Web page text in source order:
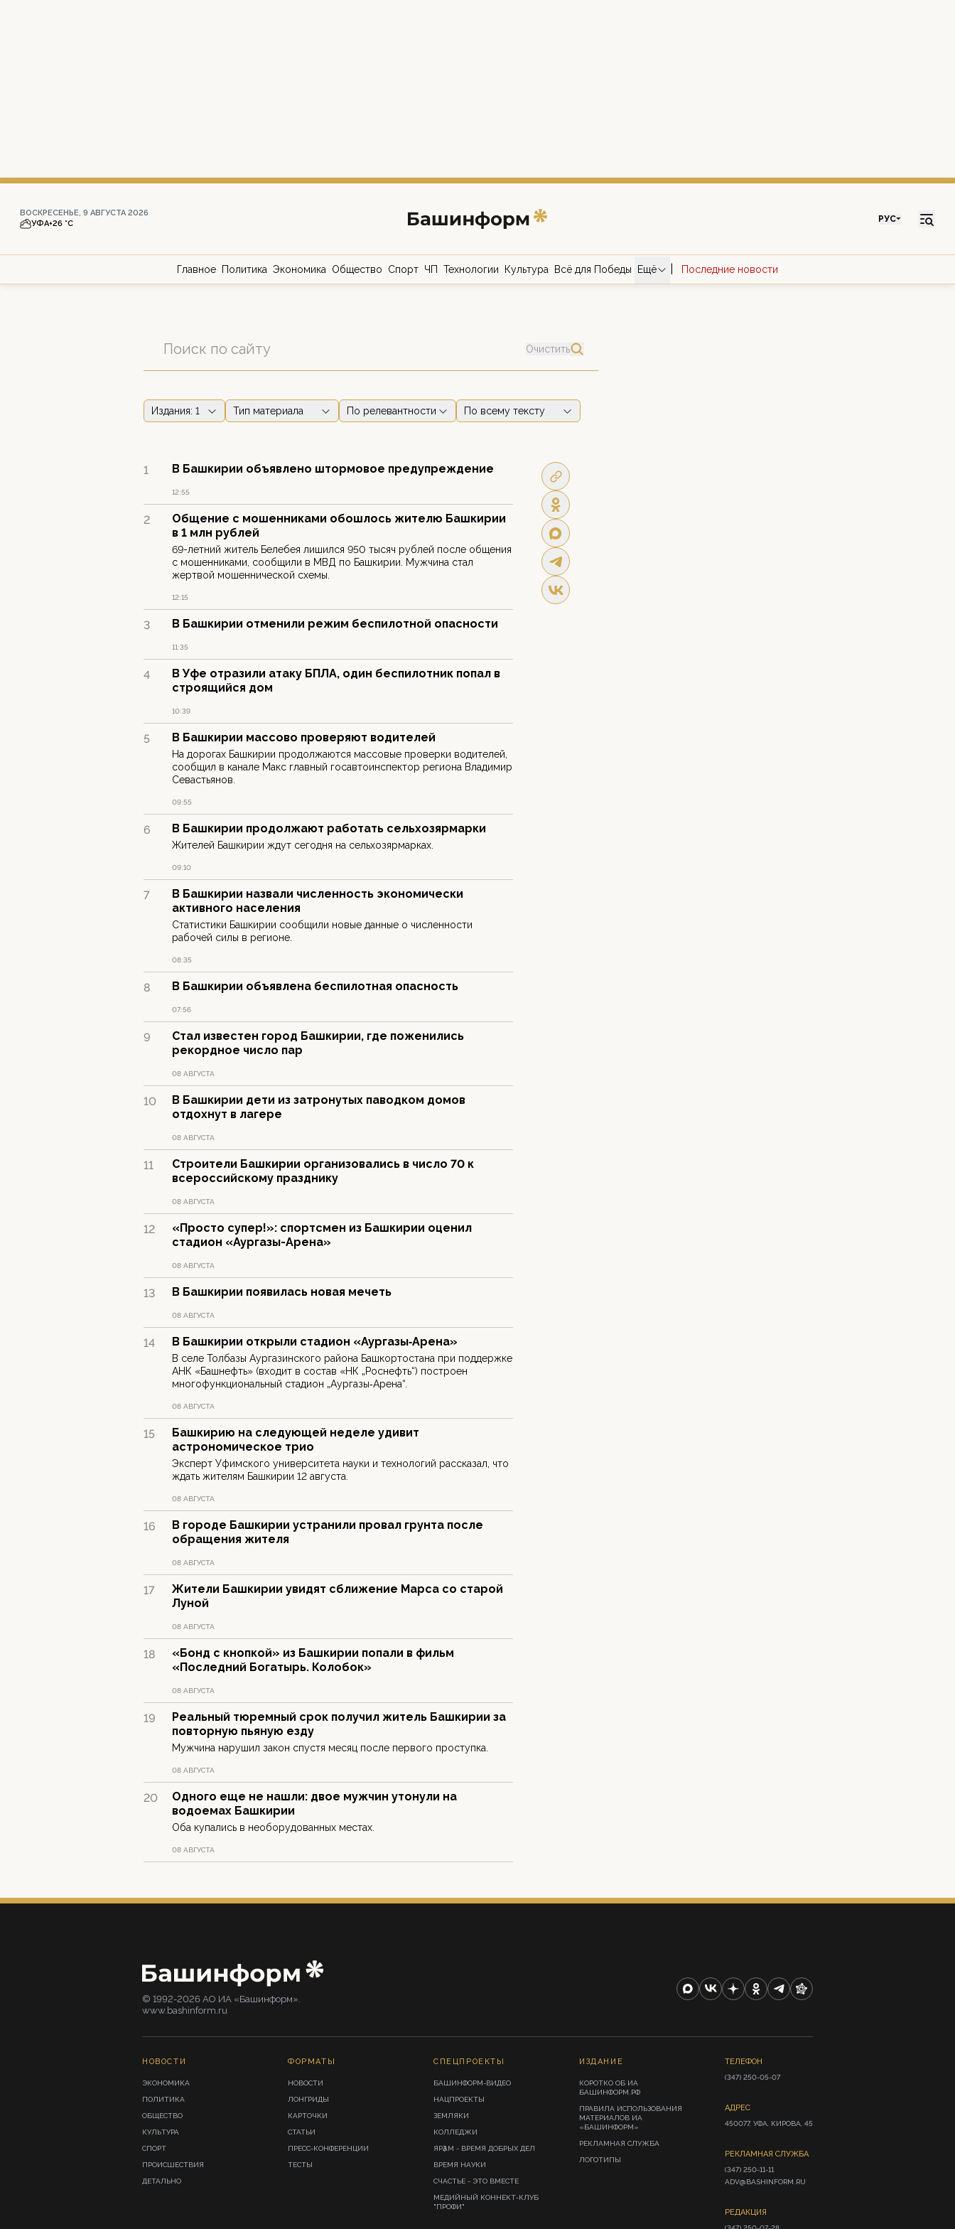
ВОСКРЕСЕНЬЕ, 9 АВГУСТА 2026
УФА+26 °С РУС
Главное Политика Экономика Общество Спорт ЧП Технологии Культура Всё для Победы Ещё Последние новости
Очистить
Издания: 1 Тип материала По релевантности По всему тексту
1 В Башкирии объявлено штормовое предупреждение
12:55
2
Общение с мошенниками обошлось жителю Башкирии
в 1 млн рублей
69-летний житель Белебея лишился 950 тысяч рублей после общения
с мошенниками, сообщили в МВД по Башкирии. Мужчина стал
жертвой мошеннической схемы.
12:15
3 В Башкирии отменили режим беспилотной опасности
11:35
4
В Уфе отразили атаку БПЛА, один беспилотник попал в
строящийся дом
10:39
5 В Башкирии массово проверяют водителей
На дорогах Башкирии продолжаются массовые проверки водителей,
сообщил в канале Макс главный госавтоинспектор региона Владимир
Севастьянов.
09:55
6 В Башкирии продолжают работать сельхозярмарки
Жителей Башкирии ждут сегодня на сельхозярмарках.
09:10
7
В Башкирии назвали численность экономически
активного населения
Статистики Башкирии сообщили новые данные о численности
рабочей силы в регионе.
08:35
8 В Башкирии объявлена беспилотная опасность
07:56
9
Стал известен город Башкирии, где поженились
рекордное число пар
08 АВГУСТА
10
В Башкирии дети из затронутых паводком домов
отдохнут в лагере
08 АВГУСТА
11
Строители Башкирии организовались в число 70 к
всероссийскому празднику
08 АВГУСТА
12
«Просто супер!»: спортсмен из Башкирии оценил
стадион «Аургазы-Арена»
08 АВГУСТА
13 В Башкирии появилась новая мечеть
08 АВГУСТА
14 В Башкирии открыли стадион «Аургазы‑Арена»
В селе Толбазы Аургазинского района Башкортостана при поддержке
АНК «Башнефть» (входит в состав «НК „Роснефть“) построен
многофункциональный стадион „Аургазы‑Арена“.
08 АВГУСТА
15
Башкирию на следующей неделе удивит
астрономическое трио
Эксперт Уфимского университета науки и технологий рассказал, что
ждать жителям Башкирии 12 августа.
08 АВГУСТА
16
В городе Башкирии устранили провал грунта после
обращения жителя
08 АВГУСТА
17
Жители Башкирии увидят сближение Марса со старой
Луной
08 АВГУСТА
18
«Бонд с кнопкой» из Башкирии попали в фильм
«Последний Богатырь. Колобок»
08 АВГУСТА
19
Реальный тюремный срок получил житель Башкирии за
повторную пьяную езду
Мужчина нарушил закон спустя месяц после первого проступка.
08 АВГУСТА
20
Одного еще не нашли: двое мужчин утонули на
водоемах Башкирии
Оба купались в необорудованных местах.
08 АВГУСТА
© 1992-2026 АО ИА «Башинформ».
www.bashinform.ru
НОВОСТИ
ЭКОНОМИКА
ПОЛИТИКА
ОБЩЕСТВО
КУЛЬТУРА
СПОРТ
ПРОИСШЕСТВИЯ
ДЕТАЛЬНО
ФОРМАТЫ
НОВОСТИ
ЛОНГРИДЫ
КАРТОЧКИ
СТАТЬИ
ПРЕСС-КОНФЕРЕНЦИИ
ТЕСТЫ
СПЕЦПРОЕКТЫ
БАШИНФОРМ-ВИДЕО
НАЦПРОЕКТЫ
ЗЕМЛЯКИ
КОЛЛЕДЖИ
ЯРҘАМ - ВРЕМЯ ДОБРЫХ ДЕЛ
ВРЕМЯ НАУКИ
СЧАСТЬЕ - ЭТО ВМЕСТЕ
МЕДИЙНЫЙ КОННЕКТ-КЛУБ
"ПРОФИ"
ИЗДАНИЕ
КОРОТКО ОБ ИА
БАШИНФОРМ.РФ
ПРАВИЛА ИСПОЛЬЗОВАНИЯ
МАТЕРИАЛОВ ИА
«БАШИНФОРМ»
РЕКЛАМНАЯ СЛУЖБА
ЛОГОТИПЫ
ТЕЛЕФОН
(347) 250-05-07
АДРЕС
450077, УФА, КИРОВА, 45
РЕКЛАМНАЯ СЛУЖБА
(347) 250-11-11
ADV@BASHINFORM.RU
РЕДАКЦИЯ